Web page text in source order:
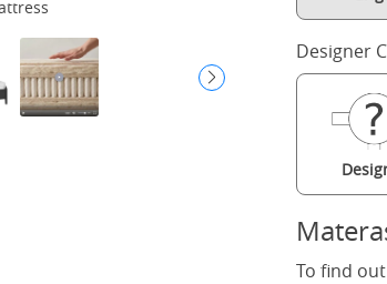
Designer
To find